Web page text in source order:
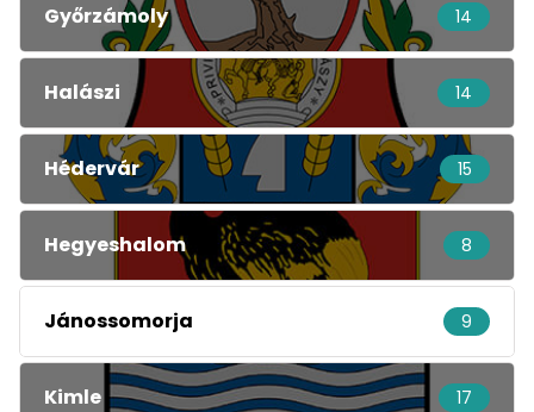
Győrzámoly 14
Halászi 14
Hédervár 15
Hegyeshalom 8
Jánossomorja 9
Kimle 17